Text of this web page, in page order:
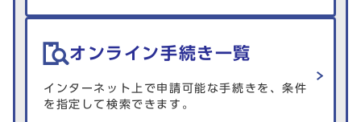
オンライン手続き一覧
インターネット上で申請可能な手続きを、条件
を指定して検索できます。